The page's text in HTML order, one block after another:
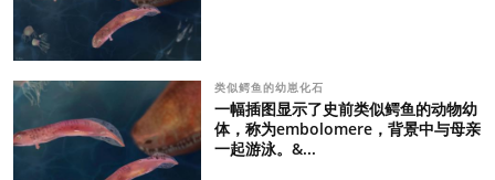
类似鳄鱼的幼崽化石
一幅插图显示了史前类似鳄鱼的动物幼
体，称为embolomere，背景中与母亲
一起游泳。&...